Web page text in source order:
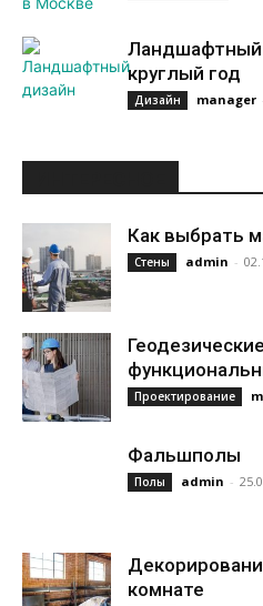
Ландшафтный
круглый год
Дизайн manager
Как выбрать
Стены admin -
Проектирование
Фальшполы
Полы admin -
комнате